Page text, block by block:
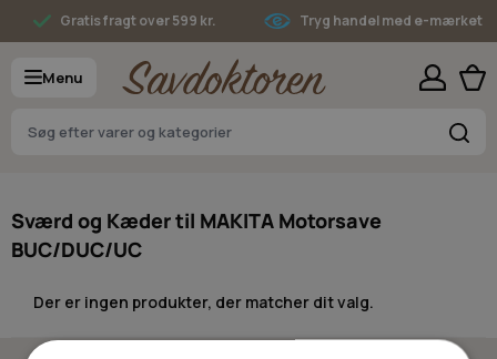
Skip to ContentGratis fragt over 599 kr. Tryg handel med e-mærket
Menu
Sværd og Kæder til MAKITA Motorsave
BUC/DUC/UC
Der er ingen produkter, der matcher dit valg.